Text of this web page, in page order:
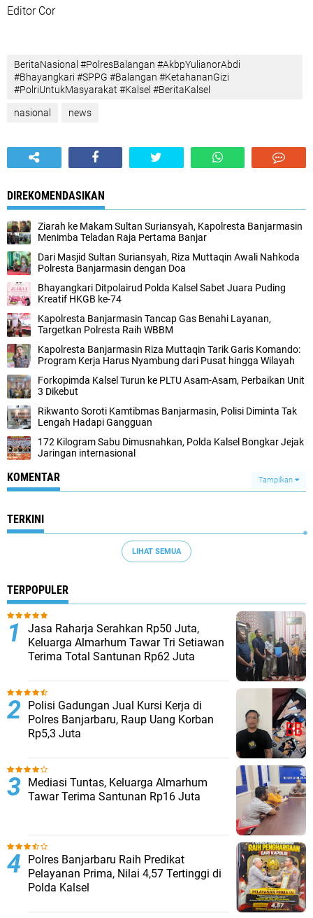
Editor Cor
BeritaNasional #PolresBalangan #AkbpYulianorAbdi
#Bhayangkari #SPPG #Balangan #KetahananGizi
#PolriUntukMasyarakat #Kalsel #BeritaKalsel
nasional news
DIREKOMENDASIKAN
Ziarah ke Makam Sultan Suriansyah, Kapolresta Banjarmasin
Menimba Teladan Raja Pertama Banjar
Dari Masjid Sultan Suriansyah, Riza Muttaqin Awali Nahkoda
Polresta Banjarmasin dengan Doa
Bhayangkari Ditpolairud Polda Kalsel Sabet Juara Puding
Kreatif HKGB ke-74
Kapolresta Banjarmasin Tancap Gas Benahi Layanan,
Targetkan Polresta Raih WBBM
Kapolresta Banjarmasin Riza Muttaqin Tarik Garis Komando:
Program Kerja Harus Nyambung dari Pusat hingga Wilayah
Forkopimda Kalsel Turun ke PLTU Asam-Asam, Perbaikan Unit
3 Dikebut
Rikwanto Soroti Kamtibmas Banjarmasin, Polisi Diminta Tak
Lengah Hadapi Gangguan
172 Kilogram Sabu Dimusnahkan, Polda Kalsel Bongkar Jejak
Jaringan internasional
KOMENTAR Tampilkan
TERKINI
LIHAT SEMUA
TERPOPULER
Jasa Raharja Serahkan Rp50 Juta,
Keluarga Almarhum Tawar Tri Setiawan
Terima Total Santunan Rp62 Juta
Polisi Gadungan Jual Kursi Kerja di
Polres Banjarbaru, Raup Uang Korban
Rp5,3 Juta
Mediasi Tuntas, Keluarga Almarhum
Tawar Terima Santunan Rp16 Juta
Polres Banjarbaru Raih Predikat
Pelayanan Prima, Nilai 4,57 Tertinggi di
Polda Kalsel